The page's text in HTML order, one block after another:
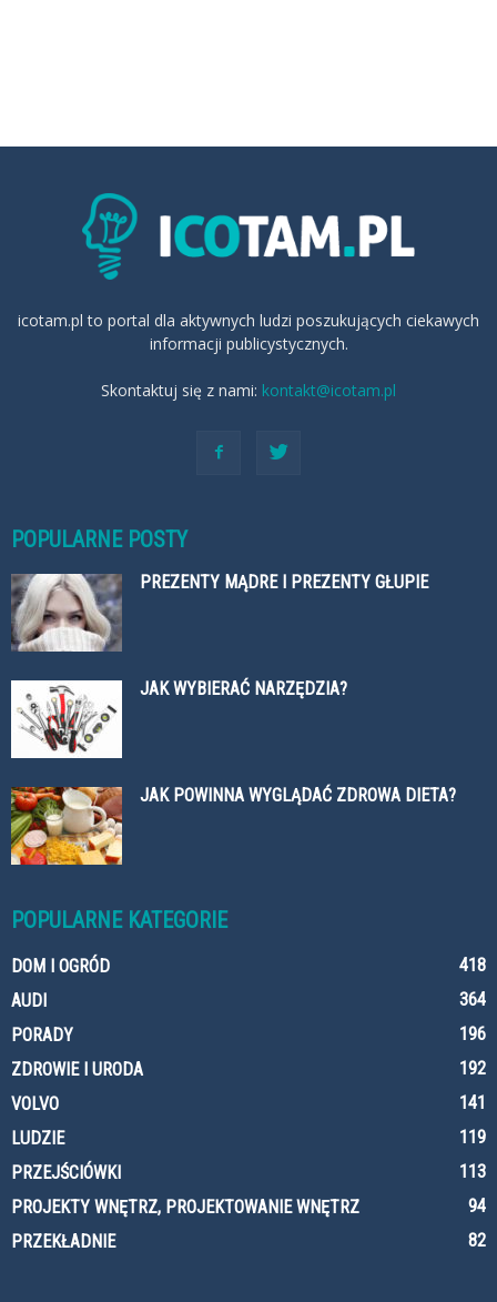
icotam.pl to portal dla aktywnych ludzi poszukujących ciekawych
informacji publicystycznych.
Skontaktuj się z nami: kontakt@icotam.pl
POPULARNE POSTY
PREZENTY MĄDRE I PREZENTY GŁUPIE
JAK WYBIERAĆ NARZĘDZIA?
JAK POWINNA WYGLĄDAĆ ZDROWA DIETA?
POPULARNE KATEGORIE
DOM I OGRÓD
418
AUDI
364
PORADY
196
ZDROWIE I URODA
192
VOLVO
141
LUDZIE
119
PRZEJŚCIÓWKI
113
PROJEKTY WNĘTRZ, PROJEKTOWANIE WNĘTRZ
94
PRZEKŁADNIE
82